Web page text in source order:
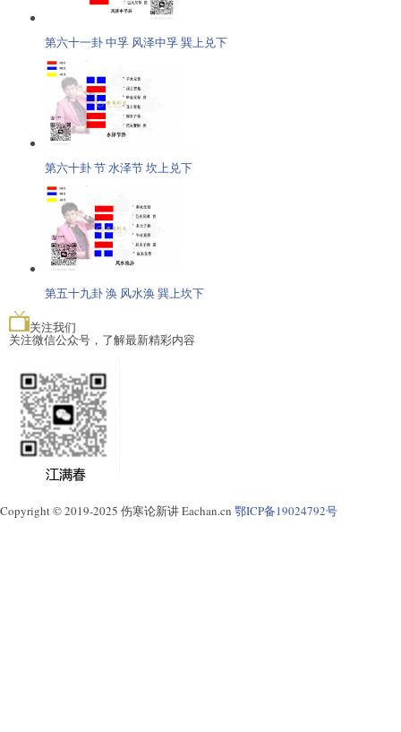
第六十一卦 中孚 风泽中孚 巽上兑下
第六十卦 节 水泽节 坎上兑下
第五十九卦 涣 风水涣 巽上坎下
关注我们
关注微信公众号，了解最新精彩内容
Copyright © 2019-2025 伤寒论新讲 Eachan.cn 鄂ICP备19024792号